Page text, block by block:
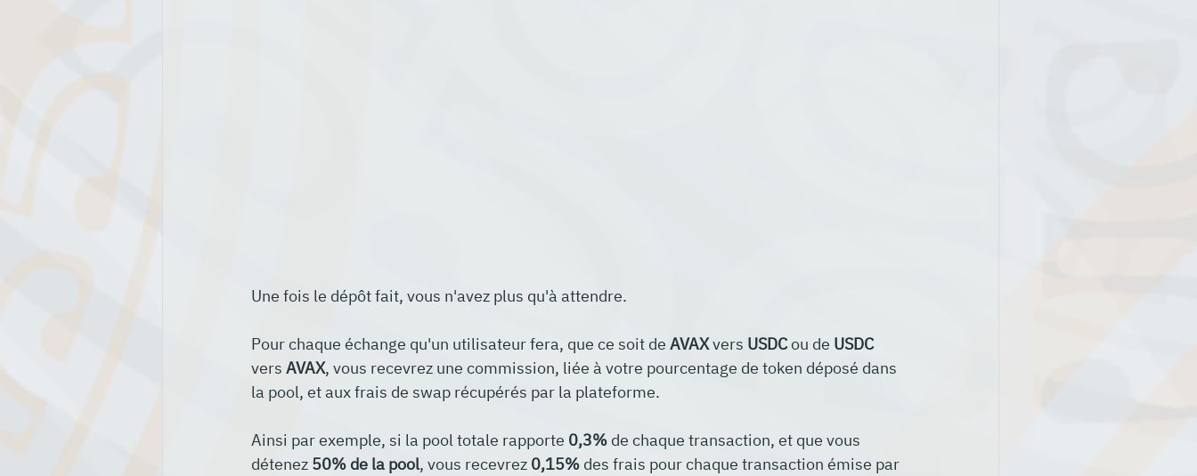
Une fois le dépôt fait, vous n'avez plus qu'à attendre.
Pour chaque échange qu'un utilisateur fera, que ce soit de AVAX vers USDC ou de USDC
vers AVAX, vous recevrez une commission, liée à votre pourcentage de token déposé dans
la pool, et aux frais de swap récupérés par la plateforme.
Ainsi par exemple, si la pool totale rapporte 0,3% de chaque transaction, et que vous
détenez 50% de la pool, vous recevrez 0,15% des frais pour chaque transaction émise par